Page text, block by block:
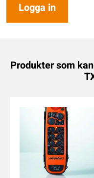
Logga in
Produkter som